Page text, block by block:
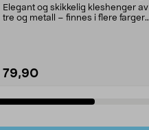
Elegant og skikkelig kleshenger av
tre og metall – finnes i flere farger.
79,90